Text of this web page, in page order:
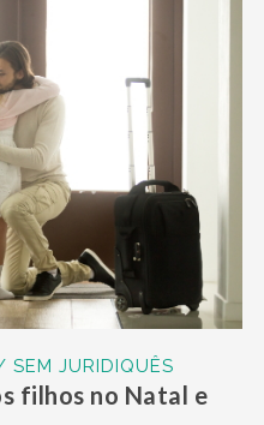
JURIDIQUÊS
filhos no Natal e